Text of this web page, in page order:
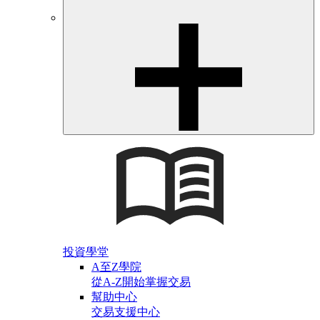
投資學堂
A至Z學院
從A-Z開始掌握交易
幫助中心
交易支援中心